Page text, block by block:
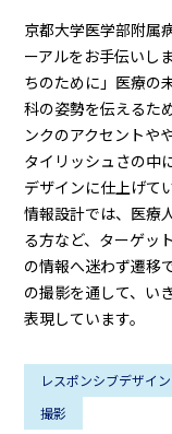
京都大学医学部附属
ーアルをお手伝いし
ちのために」医療の
科の姿勢を伝えるた
ンクのアクセントや
タイリッシュさの中
デザインに仕上げて
情報設計では、医療
る方など、ターゲッ
の情報へ迷わず遷移
の撮影を通して、い
表現しています。
レスポンシブデザイン
撮影